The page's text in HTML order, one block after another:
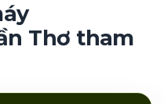
Thơ tham